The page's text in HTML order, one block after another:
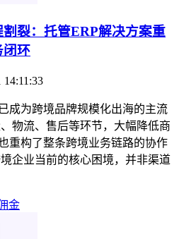
裂：托管ERP解决方案重
闭环
14:11:33
成为跨境品牌规模化出海的主流
物流、售后等环节，大幅降低商
重构了整条跨境业务链路的协作
企业当前的核心困境，并非渠道
金